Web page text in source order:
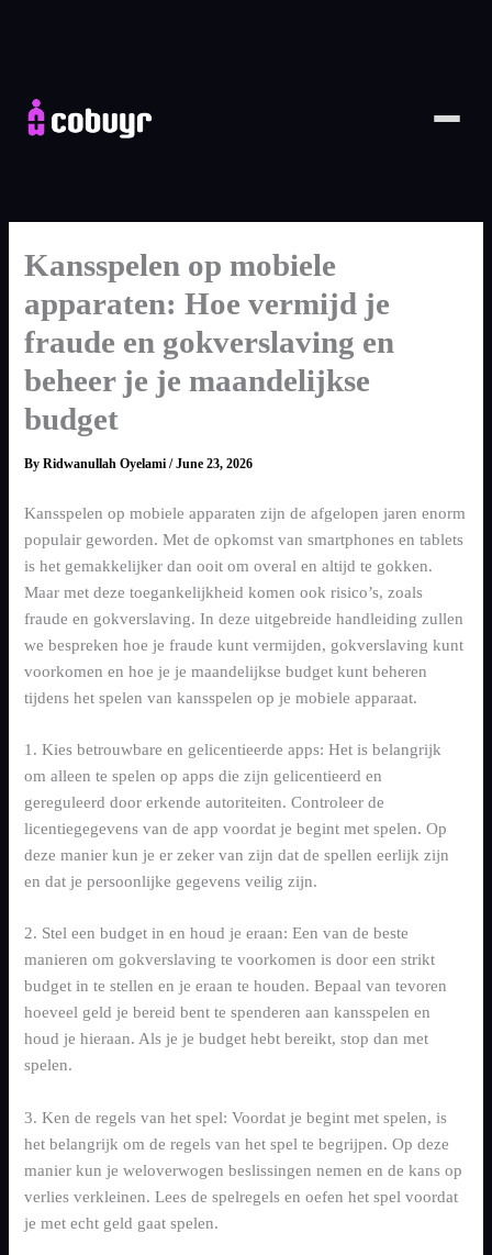
Home
Platform
PLATFORM MODULES
Platform Overview
Cobuyr AI
Predict and convert in real time
Cobuyr Checkout
Cobuyr Social Share
Group intent activation
Cobuyr Insights
Cobuyr Data Hub
Real-time signal layer
Cobuyr Integrations
Deploy and convert in days
INDUSTRIES WE SERVE
Wine, Beer & Spirits
Hospitality & Experiences
Electronics
Airlines & Travel
Fashion & Apparel
About
Kansspelen op mobiele
apparaten: Hoe vermijd je
fraude en gokverslaving en
beheer je je maandelijkse
budget
ByRidwanullah Oyelami/June 23, 2026
Kansspelen op mobiele apparaten zijn de afgelopen jaren enorm
populair geworden. Met de opkomst van smartphones en tablets
is het gemakkelijker dan ooit om overal en altijd te gokken.
Maar met deze toegankelijkheid komen ook risico’s, zoals
fraude en gokverslaving. In deze uitgebreide handleiding zullen
we bespreken hoe je fraude kunt vermijden, gokverslaving kunt
voorkomen en hoe je je maandelijkse budget kunt beheren
tijdens het spelen van kansspelen op je mobiele apparaat.
1. Kies betrouwbare en gelicentieerde apps: Het is belangrijk
om alleen te spelen op apps die zijn gelicentieerd en
gereguleerd door erkende autoriteiten. Controleer de
licentiegegevens van de app voordat je begint met spelen. Op
deze manier kun je er zeker van zijn dat de spellen eerlijk zijn
en dat je persoonlijke gegevens veilig zijn.
2. Stel een budget in en houd je eraan: Een van de beste
manieren om gokverslaving te voorkomen is door een strikt
budget in te stellen en je eraan te houden. Bepaal van tevoren
hoeveel geld je bereid bent te spenderen aan kansspelen en
houd je hieraan. Als je je budget hebt bereikt, stop dan met
spelen.
3. Ken de regels van het spel: Voordat je begint met spelen, is
het belangrijk om de regels van het spel te begrijpen. Op deze
manier kun je weloverwogen beslissingen nemen en de kans op
verlies verkleinen. Lees de spelregels en oefen het spel voordat
je met echt geld gaat spelen.